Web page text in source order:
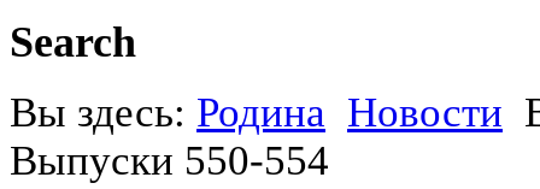
Search
Вы здесь: Родина Новости
Выпуски 550-554